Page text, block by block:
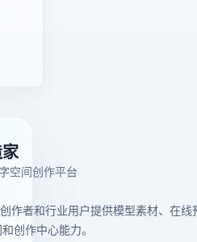
空间创作平台
作者和行业用户提供模型素材、在线
创作中心能力。